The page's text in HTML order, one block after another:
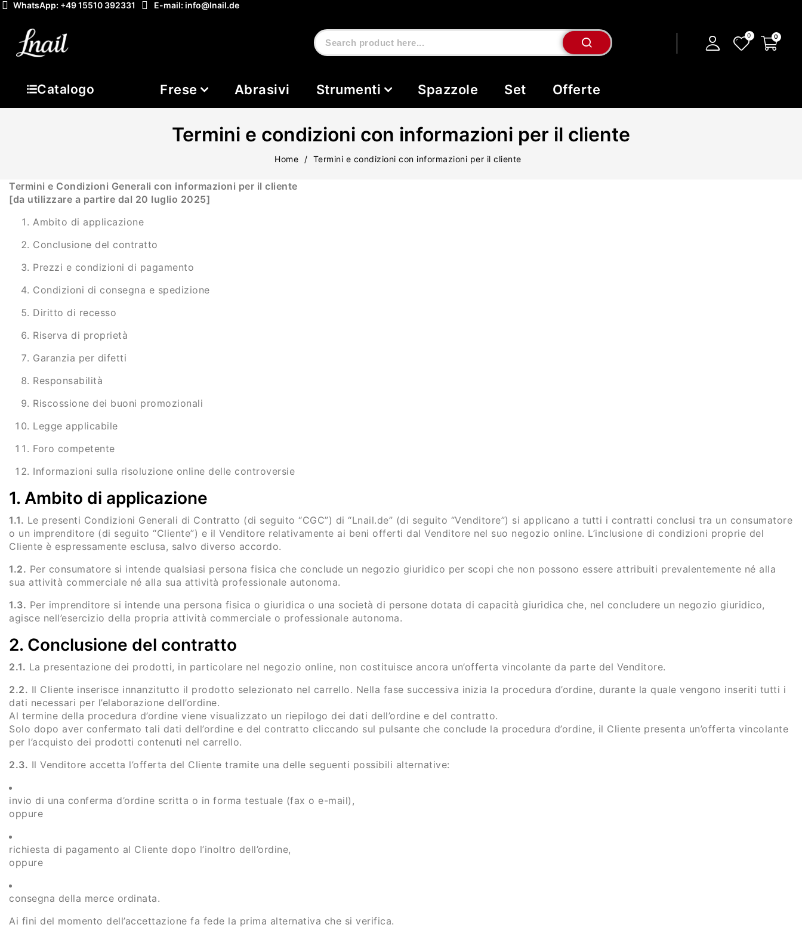
WhatsApp: +49 15510 392331 E-mail: info@lnail.de
Catalogo Frese Abrasivi Strumenti Spazzole Set Offerte
Termini e condizioni con informazioni per il cliente
Home Termini e condizioni con informazioni per il cliente
Termini e Condizioni Generali con informazioni per il cliente
[da utilizzare a partire dal 20 luglio 2025]
Ambito di applicazione
Conclusione del contratto
Prezzi e condizioni di pagamento
Condizioni di consegna e spedizione
Diritto di recesso
Riserva di proprietà
Garanzia per difetti
Responsabilità
Riscossione dei buoni promozionali
Legge applicabile
Foro competente
Informazioni sulla risoluzione online delle controversie
1. Ambito di applicazione
1.1. Le presenti Condizioni Generali di Contratto (di seguito “CGC”) di “Lnail.de” (di seguito “Venditore”) si applicano a tutti i contratti conclusi tra un consumatore
o un imprenditore (di seguito “Cliente”) e il Venditore relativamente ai beni offerti dal Venditore nel suo negozio online. L’inclusione di condizioni proprie del
Cliente è espressamente esclusa, salvo diverso accordo.
1.2. Per consumatore si intende qualsiasi persona fisica che conclude un negozio giuridico per scopi che non possono essere attribuiti prevalentemente né alla
sua attività commerciale né alla sua attività professionale autonoma.
1.3. Per imprenditore si intende una persona fisica o giuridica o una società di persone dotata di capacità giuridica che, nel concludere un negozio giuridico,
agisce nell’esercizio della propria attività commerciale o professionale autonoma.
2. Conclusione del contratto
2.1. La presentazione dei prodotti, in particolare nel negozio online, non costituisce ancora un’offerta vincolante da parte del Venditore.
2.2. Il Cliente inserisce innanzitutto il prodotto selezionato nel carrello. Nella fase successiva inizia la procedura d’ordine, durante la quale vengono inseriti tutti i
dati necessari per l’elaborazione dell’ordine.
Al termine della procedura d’ordine viene visualizzato un riepilogo dei dati dell’ordine e del contratto.
Solo dopo aver confermato tali dati dell’ordine e del contratto cliccando sul pulsante che conclude la procedura d’ordine, il Cliente presenta un’offerta vincolante
per l’acquisto dei prodotti contenuti nel carrello.
2.3. Il Venditore accetta l’offerta del Cliente tramite una delle seguenti possibili alternative:
invio di una conferma d’ordine scritta o in forma testuale (fax o e-mail),
oppure
richiesta di pagamento al Cliente dopo l’inoltro dell’ordine,
oppure
consegna della merce ordinata.
Ai fini del momento dell’accettazione fa fede la prima alternativa che si verifica.